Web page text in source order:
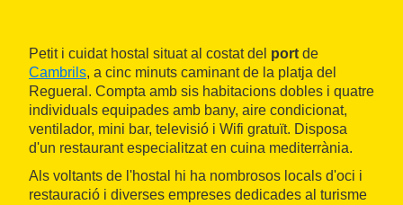
Petit i cuidat hostal situat al costat del port de
Cambrils, a cinc minuts caminant de la platja del
Regueral. Compta amb sis habitacions dobles i quatre
individuals equipades amb bany, aire condicionat,
ventilador, mini bar, televisió i Wifi gratuït. Disposa
d'un restaurant especialitzat en cuina mediterrània.
Als voltants de l'hostal hi ha nombrosos locals d'oci i
restauració i diverses empreses dedicades al turisme